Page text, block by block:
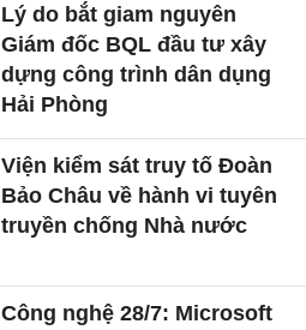
Lý do bắt giam nguyên
Giám đốc BQL đầu tư xây
dựng công trình dân dụng
Hải Phòng
Viện kiểm sát truy tố Đoàn
Bảo Châu về hành vi tuyên
truyền chống Nhà nước
Công nghệ 28/7: Microsoft